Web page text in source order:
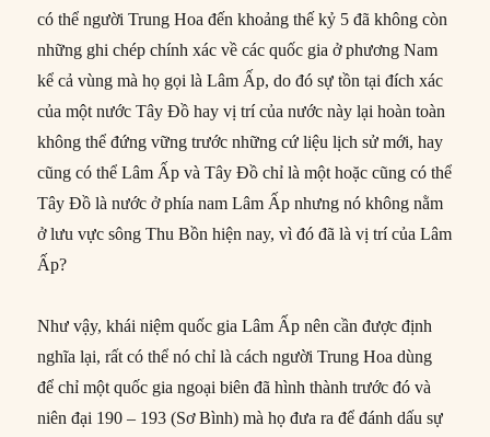
có thể người Trung Hoa đến khoảng thế kỷ 5 đã không còn
những ghi chép chính xác về các quốc gia ở phương Nam
kể cả vùng mà họ gọi là Lâm Ấp, do đó sự tồn tại đích xác
của một nước Tây Đồ hay vị trí của nước này lại hoàn toàn
không thể đứng vững trước những cứ liệu lịch sử mới, hay
cũng có thể Lâm Ấp và Tây Đồ chỉ là một hoặc cũng có thể
Tây Đồ là nước ở phía nam Lâm Ấp nhưng nó không nằm
ở lưu vực sông Thu Bồn hiện nay, vì đó đã là vị trí của Lâm
Ấp?
Như vậy, khái niệm quốc gia Lâm Ấp nên cần được định
nghĩa lại, rất có thể nó chỉ là cách người Trung Hoa dùng
để chỉ một quốc gia ngoại biên đã hình thành trước đó và
niên đại 190 – 193 (Sơ Bình) mà họ đưa ra để đánh dấu sự